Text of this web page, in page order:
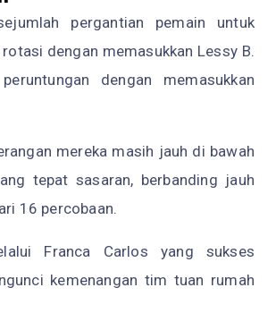
pergantian pemain untuk
dengan memasukkan Lessy B.
dengan memasukkan
mereka masih jauh di bawah
tepat sasaran, berbanding jauh
16 percobaan.
Franca Carlos yang sukses
kemenangan tim tuan rumah